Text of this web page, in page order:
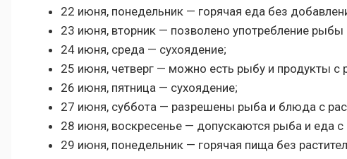
22 июня, понедельник — горячая еда без
23 июня, вторник — позволено употребление
24 июня, среда — сухоядение;
25 июня, четверг — можно есть рыбу и продукты с
26 июня, пятница — сухоядение;
27 июня, суббота — разрешены рыба и блюда с
28 июня, воскресенье — допускаются рыба и еда
29 июня, понедельник — горячая пища без